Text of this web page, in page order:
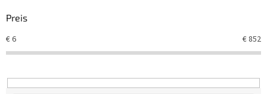
s
r
t
e
Preis
€6 €852